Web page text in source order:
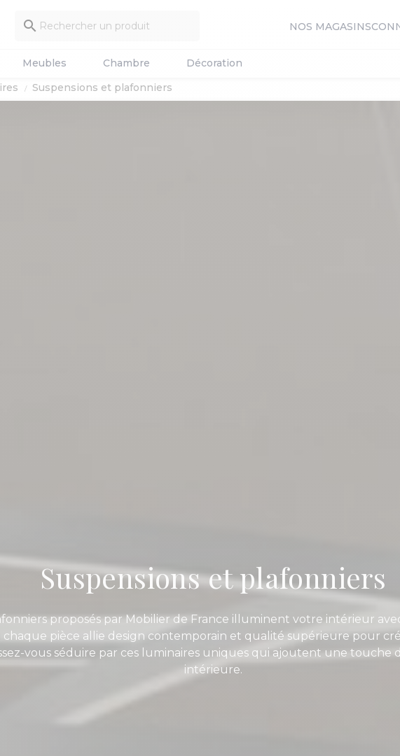
 NOS MAGASINS
Meubles Chambre Décoration
Suspensions et plafonniers
Suspensions et plafonniers
proposés par Mobilier de France illuminent votre intérieur
chaque pièce allie design contemporain et qualité supérieure pour
vous séduire par ces luminaires uniques qui ajoutent une touche
intérieure.